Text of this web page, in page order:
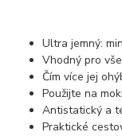
Ultra jemný:
Vhodný pro
Čím více jej
Použijte na
Antistatický a
Praktické